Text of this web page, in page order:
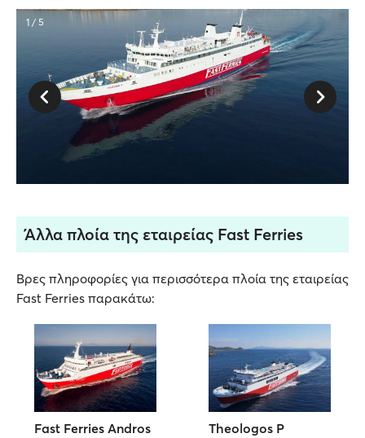
1 / 5
Άλλα πλοία της εταιρείας Fast Ferries
Βρες πληροφορίες για περισσότερα πλοία της εταιρείας
Fast Ferries παρακάτω:
Fast Ferries Andros Theologos P